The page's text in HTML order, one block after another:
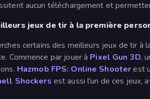
aucun téléchargement et
jeux de tir à la première
certains des meilleurs jeux de tir à
Commence par jouer à Pixel Gun 3D,
Hazmob FPS: Online Shooterest
Shockers est aussi l'un de ces jeux,